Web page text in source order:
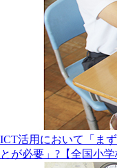
ICT活用において「ま
とが必要」?【全国小